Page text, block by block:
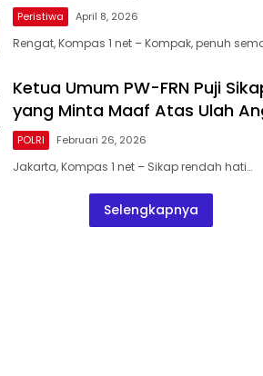
Peristiwa April 8, 2026
Rengat, Kompas 1 net – Kompak, penuh
Ketua Umum PW-FRN Puji
yang Minta Maaf Atas Ulah
POLRI Februari 26, 2026
Jakarta, Kompas 1 net – Sikap rendah hati…
Selengkapnya